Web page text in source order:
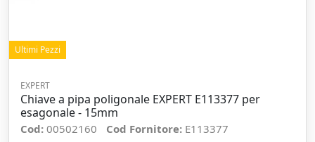
Ultimi Pezzi
EXPERT
Chiave a pipa poligonale EXPERT E113377 per
esagonale - 15mm
Cod: 00502160 Cod Fornitore: E113377